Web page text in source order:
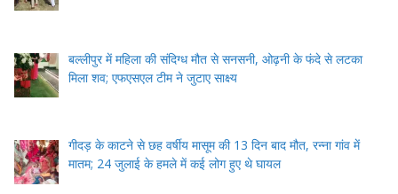
बल्लीपुर में महिला की संदिग्ध मौत से सनसनी, ओढ़नी के फंदे से लटका
मिला शव; एफएसएल टीम ने जुटाए साक्ष्य
गीदड़ के काटने से छह वर्षीय मासूम की 13 दिन बाद मौत, रन्ना गांव में
मातम; 24 जुलाई के हमले में कई लोग हुए थे घायल